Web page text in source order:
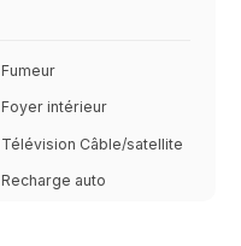
Fumeur
Foyer intérieur
Télévision Câble/satellite
Recharge auto